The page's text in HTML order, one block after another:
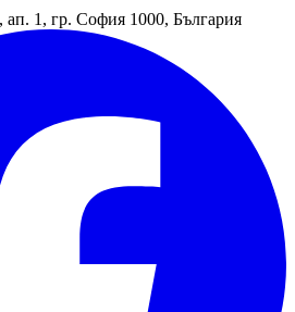
1, гр. София 1000, България